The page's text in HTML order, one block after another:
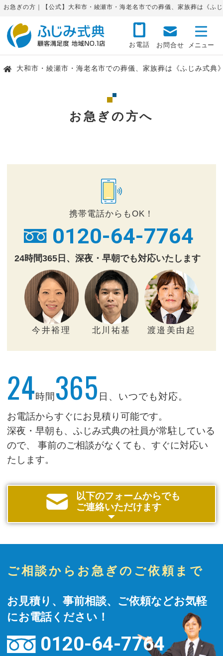
お急ぎの方｜【公式】大和市・綾瀬市・海老名市での葬儀、家族葬は《ふ
お電話 お問合せ
大和市・綾瀬市・海老名市での葬儀、家族葬は《ふじみ式典
お急ぎの方へ
携帯電話からもOK！
0120-64-7764
24時間365日、深夜・早朝でも対応いたします
今井裕理 北川祐基 渡邉美由起
24時間 365 日、いつでも対応。
お電話からすぐにお見積り可能です。
深夜・早朝も、ふじみ式典の社員が常駐している
ので、
事前のご相談がなくても、すぐに対応い
たします。
以下のフォームからでも
ご連絡いただけます
ご相談からお急ぎのご依頼まで
お見積り、事前相談、ご依頼などお気軽
にお電話ください！
0120-64-7764